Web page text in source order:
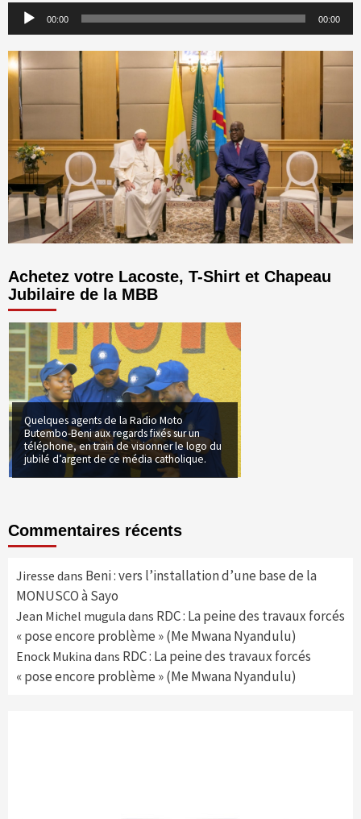
Lecteur
audio
00:00 00:00
Achetez votre Lacoste, T-Shirt et Chapeau
Jubilaire de la MBB
Quelques agents de la Radio Moto
Butembo-Beni aux regards fixés sur un
téléphone, en train de visionner le logo du
jubilé d’argent de ce média catholique.
Commentaires récents
Jiresse dans Beni : vers l’installation d’une base de la
MONUSCO à Sayo
Jean Michel mugula dans RDC : La peine des travaux forcés
« pose encore problème » (Me Mwana Nyandulu)
Enock Mukina dans RDC : La peine des travaux forcés
« pose encore problème » (Me Mwana Nyandulu)